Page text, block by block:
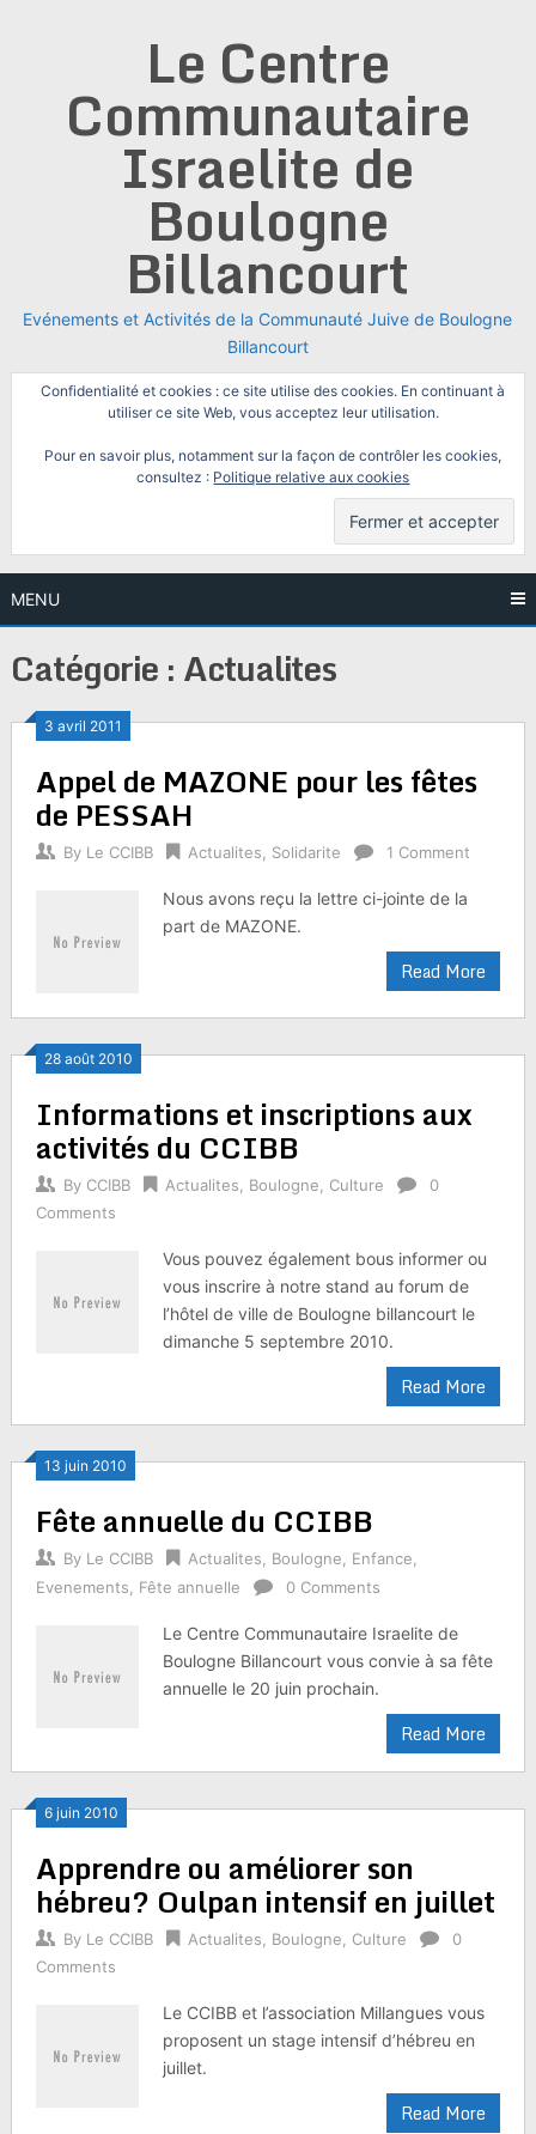
Le Centre
Communautaire
Israelite de
Boulogne
Billancourt
Evénements et Activités de la Communauté Juive de Boulogne
Billancourt
Confidentialité et cookies : ce site utilise des cookies. En continuant à
utiliser ce site Web, vous acceptez leur utilisation.
Pour en savoir plus, notamment sur la façon de contrôler les cookies,
consultez : Politique relative aux cookies
MENU
Catégorie :Actualites
3 avril 2011
Appel de MAZONE pour les fêtes
de PESSAH
By Le CCIBB Actualites Solidarite 1 Comment
Nous avons reçu la lettre ci-jointe de la
part de MAZONE.
Read More
28 août 2010
Informations et inscriptions aux
activités du CCIBB
By CCIBB Actualites Boulogne Culture
0
Comments
Vous pouvez également bous informer ou
vous inscrire à notre stand au forum de
l’hôtel de ville de Boulogne billancourt le
dimanche 5 septembre 2010.
Read More
13 juin 2010
Fête annuelle du CCIBB
By Le CCIBB Actualites Boulogne Enfance
Evenements
Fête annuelle 0 Comments
Le Centre Communautaire Israelite de
Boulogne Billancourt vous convie à sa fête
annuelle le 20 juin prochain.
Read More
6 juin 2010
Apprendre ou améliorer son
hébreu? Oulpan intensif en juillet
By Le CCIBB Actualites Boulogne Culture
0
Comments
Le CCIBB et l’association Millangues vous
proposent un stage intensif d’hébreu en
juillet.
Read More